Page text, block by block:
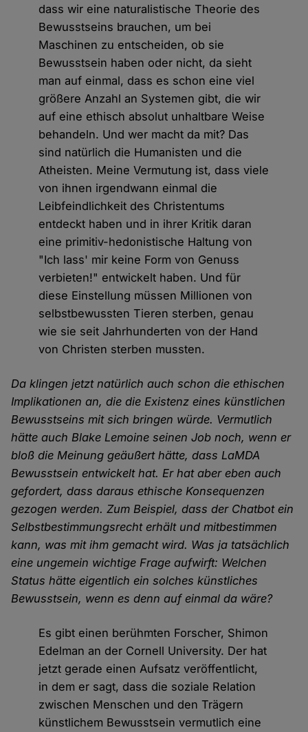
dass wir eine naturalistische Theorie des
Bewusstseins brauchen, um bei
Maschinen zu entscheiden, ob sie
Bewusstsein haben oder nicht, da sieht
man auf einmal, dass es schon eine viel
größere Anzahl an Systemen gibt, die wir
auf eine ethisch absolut unhaltbare Weise
behandeln. Und wer macht da mit? Das
sind natürlich die Humanisten und die
Atheisten. Meine Vermutung ist, dass viele
von ihnen irgendwann einmal die
Leibfeindlichkeit des Christentums
entdeckt haben und in ihrer Kritik daran
eine primitiv-hedonistische Haltung von
"Ich lass' mir keine Form von Genuss
verbieten!" entwickelt haben. Und für
diese Einstellung müssen Millionen von
selbstbewussten Tieren sterben, genau
wie sie seit Jahrhunderten von der Hand
von Christen sterben mussten.
Da klingen jetzt natürlich auch schon die ethischen
Implikationen an, die die Existenz eines künstlichen
Bewusstseins mit sich bringen würde. Vermutlich
hätte auch Blake Lemoine seinen Job noch, wenn er
bloß die Meinung geäußert hätte, dass LaMDA
Bewusstsein entwickelt hat. Er hat aber eben auch
gefordert, dass daraus ethische Konsequenzen
gezogen werden. Zum Beispiel, dass der Chatbot ein
Selbstbestimmungsrecht erhält und mitbestimmen
kann, was mit ihm gemacht wird. Was ja tatsächlich
eine ungemein wichtige Frage aufwirft: Welchen
Status hätte eigentlich ein solches künstliches
Bewusstsein, wenn es denn auf einmal da wäre?
Es gibt einen berühmten Forscher, Shimon
Edelman an der Cornell University. Der hat
jetzt gerade einen Aufsatz veröffentlicht,
in dem er sagt, dass die soziale Relation
zwischen Menschen und den Trägern
künstlichem Bewusstsein vermutlich eine